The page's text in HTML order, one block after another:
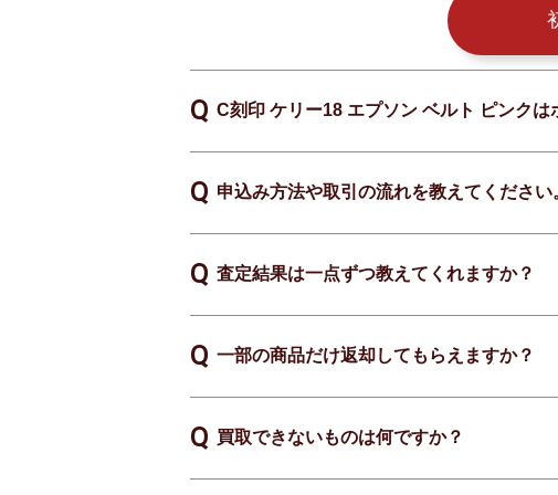
C刻印 ケリー18 エプソン ベルト ピンク
申込み方法や取引の流れを教えてください
査定結果は一点ずつ教えてくれますか？
一部の商品だけ返却してもらえますか？
買取できないものは何ですか？